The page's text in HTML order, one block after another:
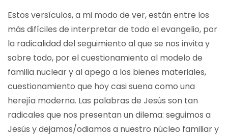
Estos versículos, a mi modo de ver, están entre los
más difíciles de interpretar de todo el evangelio, por
la radicalidad del seguimiento al que se nos invita y
sobre todo, por el cuestionamiento al modelo de
familia nuclear y al apego a los bienes materiales,
cuestionamiento que hoy casi suena como una
herejía moderna. Las palabras de Jesús son tan
radicales que nos presentan un dilema: seguimos a
Jesús y dejamos/odiamos a nuestro núcleo familiar y